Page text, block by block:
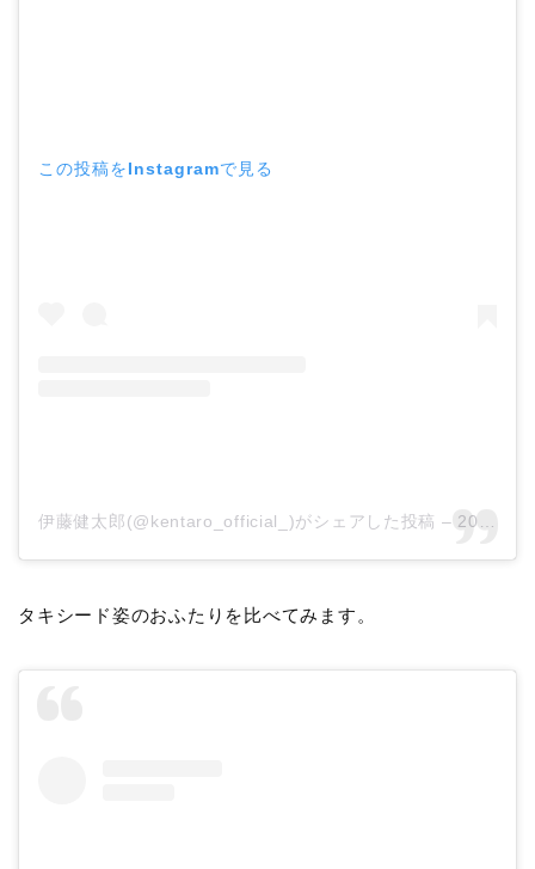
この投稿をInstagramで見る
伊藤健太郎(@kentaro_official_)がシェアした投稿 – 2019年 2月月14日午後2時21分PST
タキシード姿のおふたりを比べてみます。